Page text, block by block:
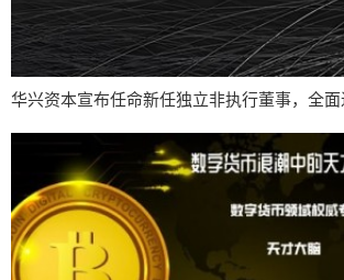
华兴资本宣布任命新任独立非执行董事，全